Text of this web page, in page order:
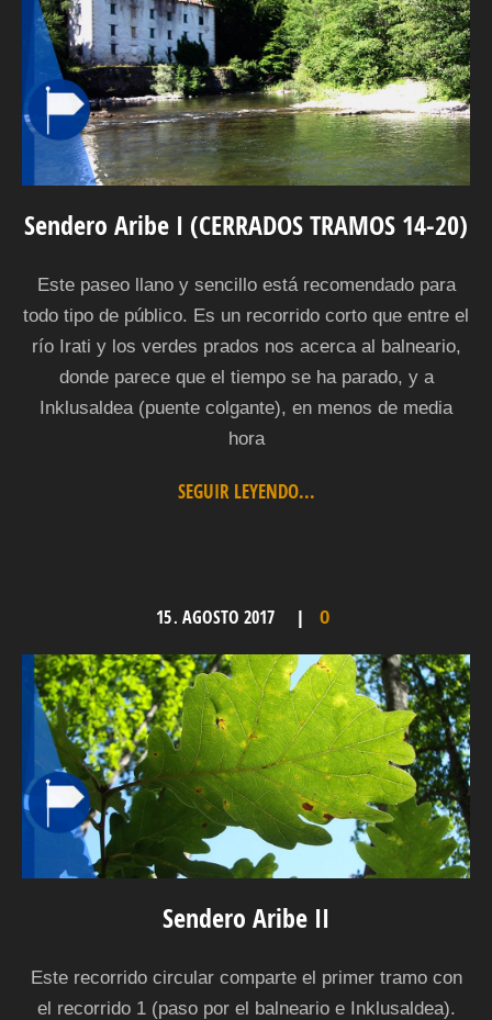
Sendero Aribe I (CERRADOS TRAMOS 14-20)
Este paseo llano y sencillo está recomendado para
todo tipo de público. Es un recorrido corto que entre el
río Irati y los verdes prados nos acerca al balneario,
donde parece que el tiempo se ha parado, y a
Inklusaldea (puente colgante), en menos de media
hora
SEGUIR LEYENDO...
15. AGOSTO 2017 0
Sendero Aribe II
Este recorrido circular comparte el primer tramo con
el recorrido 1 (paso por el balneario e Inklusaldea).